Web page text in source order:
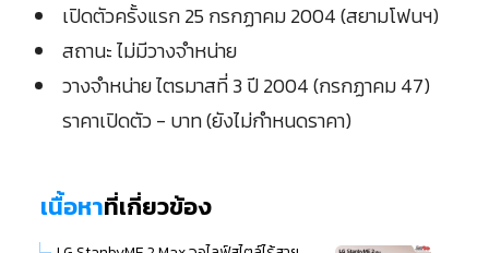
เปิดตัวครั้งแรก 25 กรกฏาคม 2004 (สยามโฟนฯ)
สถานะ ไม่มีวางจำหน่าย
วางจำหน่าย ไตรมาสที่ 3 ปี 2004 (กรกฏาคม 47)
ราคาเปิดตัว - บาท (ยังไม่กำหนดราคา)
เนื้อหาที่เกี่ยวข้อง